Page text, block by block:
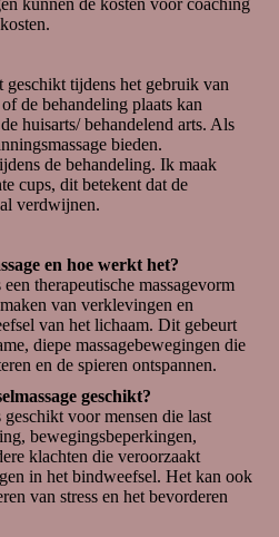
dit adres:
data en tijden weer
datum en tijd
gegevens in
ingevuld en bevestig dit.
Binnen enkele minuten
bevestiging.
gepland.
mogelijk, jouw wens
bij het maken van de
voor online, dan zal er in de
meeting link worden
kunnen de kosten voor coaching
geschikt tijdens het gebruik van
de behandeling plaats kan
huisarts/ behandelend arts. Als
bieden.
de behandeling. Ik maak
cups, dit betekent dat de
verdwijnen.
en hoe werkt het?
therapeutische massagevorm
van verklevingen en
van het lichaam. Dit gebeurt
diepe massagebewegingen die
en de spieren ontspannen.
geschikt?
voor mensen die last
bewegingsbeperkingen,
klachten die veroorzaakt
in het bindweefsel. Het kan ook
van stress en het bevorderen